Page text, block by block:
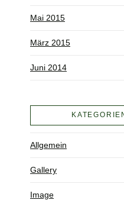
Mai 2015
März 2015
Juni 2014
Allgemein
Gallery
Image